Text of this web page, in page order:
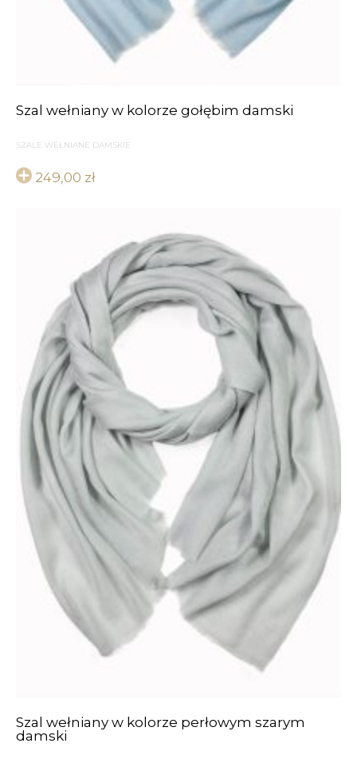
Szal wełniany w kolorze gołębim damski
SZALE WEŁNIANE DAMSKIE
249,00 zł
Szal wełniany w kolorze perłowym szarym
damski